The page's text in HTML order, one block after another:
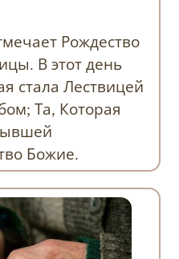
Рождество
В этот день
стала Лествицей
Та, Которая
Божие.